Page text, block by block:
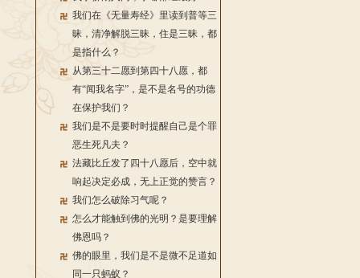
我们在《无量寿经》里读到普等三
昧，清净解脱三昧，住是三昧，都
是指什么？
从第三十二愿到第四十八愿，都
有“闻我名字”，是不是名号的功德
在保护我们？
我们是不是要时时提醒自己是个罪
恶生死凡夫？
法藏比丘发了四十八愿后，空中就
响起决定必成，无上正觉的赞言？
我们怎么破除习气呢？
怎么才能触到佛的光明？是要理解
佛恩吗？
佛的眼里，我们是不是微不足道如
同一只蚂蚁？